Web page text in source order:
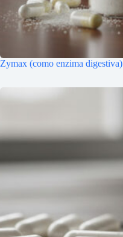
Zymax (como enzima digestiva)